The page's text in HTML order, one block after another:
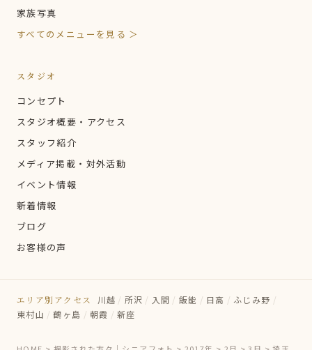
家族写真
すべてのメニューを見る ＞
スタジオ
コンセプト
スタジオ概要・アクセス
スタッフ紹介
メディア掲載・対外活動
イベント情報
新着情報
ブログ
お客様の声
エリア別アクセス 川越 / 所沢 / 入間 / 飯能 / 日高 / ふじみ野 /
東村山 / 鶴ヶ島 / 朝霞 / 新座